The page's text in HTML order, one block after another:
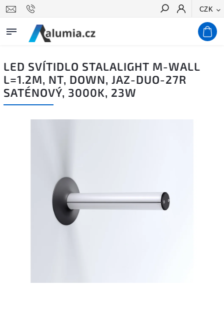
CZK
Hledat
LED SVÍTIDLO STALALIGHT M-WALL
L=1.2M, NT, DOWN, JAZ-DUO-27R
SATÉNOVÝ, 3000K, 23W